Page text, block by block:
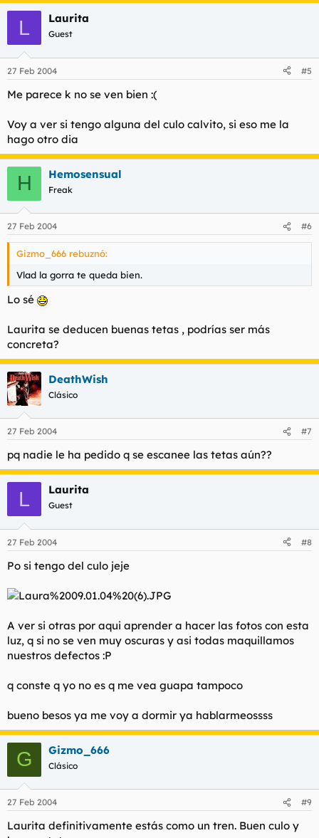
L Laurita
Guest
27 Feb 2004 #5
Me parece k no se ven bien :(
Voy a ver si tengo alguna del culo calvito, si eso me la
hago otro dia
H Hemosensual
Freak
27 Feb 2004 #6
Gizmo_666 rebuznó:
Vlad la gorra te queda bien.
Lo sé
Laurita se deducen buenas tetas , podrías ser más
concreta?
DeathWish
Clásico
27 Feb 2004 #7
pq nadie le ha pedido q se escanee las tetas aún??
L Laurita
Guest
27 Feb 2004 #8
Po si tengo del culo jeje
A ver si otras por aqui aprender a hacer las fotos con esta
luz, q si no se ven muy oscuras y asi todas maquillamos
nuestros defectos :P
q conste q yo no es q me vea guapa tampoco
bueno besos ya me voy a dormir ya hablarmeossss
G Gizmo_666
Clásico
27 Feb 2004 #9
Laurita definitivamente estás como un tren. Buen culo y